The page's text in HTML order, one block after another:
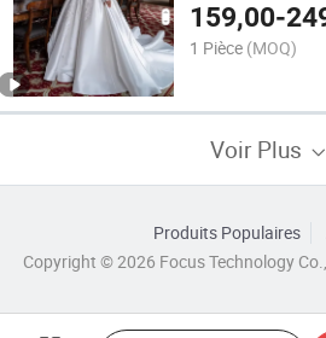
159,00-
1 Pièce (MOQ)
Voir Plus
Produits Populaires
Copyright © 2026 Focus Technology